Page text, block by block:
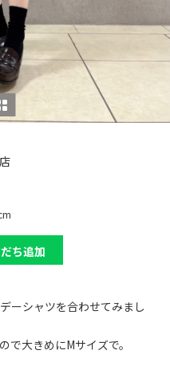
ち追加
ーシャツを合わせてみまし
で大きめにMサイズで。